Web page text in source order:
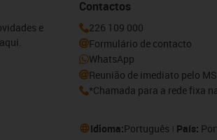
e
Contactos
226 109 000
Formulário de contacto
WhatsApp
Reunião de imediato pelo
*Chamada para a rede fixa
Idioma:Português País: